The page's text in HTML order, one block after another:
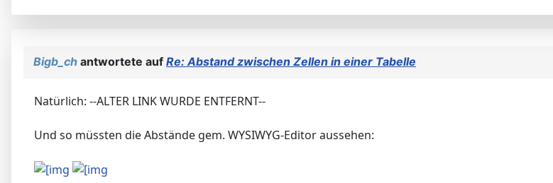
Bigb_ch antwortete auf Re: Abstand zwischen Zellen in einer Tabelle
Natürlich: --ALTER LINK WURDE ENTFERNT--
Und so müssten die Abstände gem. WYSIWYG-Editor aussehen: